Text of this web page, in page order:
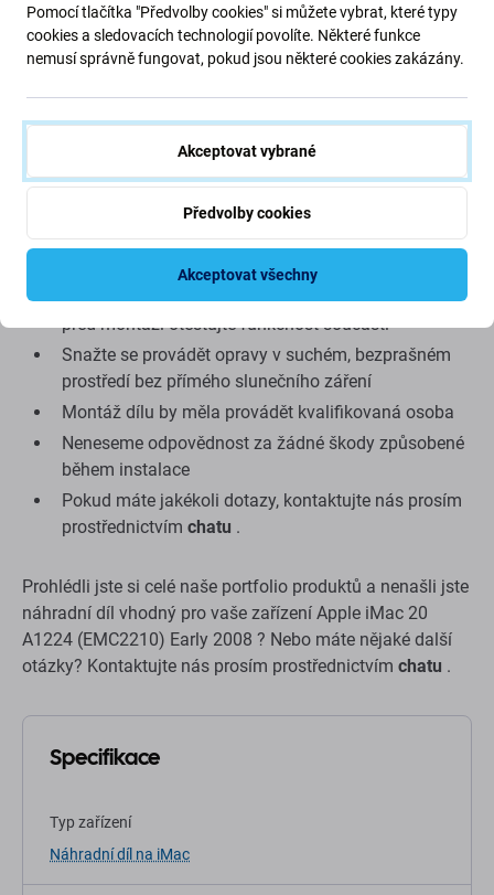
(ve vzácných případech) vykazovat minimální odchylky
ve funkčnosti, kvalitě nebo vzhledu. Chcete-li se dozvědět
podrobněji zaměřujeme.
Pro montáž nebo demontáž je potřeba speciální
nářadí, které naleznete v naší nabídce
Při montáži věnujte pozornost křehkým částem
před montáží otestujte funkčnost součásti
Snažte se provádět opravy v suchém, bezprašném
prostředí bez přímého slunečního záření
Montáž dílu by měla provádět kvalifikovaná osoba
Neneseme odpovědnost za žádné škody způsobené
během instalace
Pokud máte jakékoli dotazy, kontaktujte nás prosím
prostřednictvím chatu .
Prohlédli jste si celé naše portfolio produktů a nenašli jste
náhradní díl vhodný pro vaše zařízení Apple iMac 20
A1224 (EMC2210) Early 2008 ? Nebo máte nějaké další
otázky? Kontaktujte nás prosím prostřednictvím chatu .
Specifikace
Typ zařízení
Náhradní díl na iMac
Pomocí tlačítka "Předvolby cookies" si můžete vybrat, které typy
cookies a sledovacích technologií povolíte. Některé funkce
nemusí správně fungovat, pokud jsou některé cookies zakázány.
Akceptovat vybrané
Předvolby cookies
Akceptovat všechny